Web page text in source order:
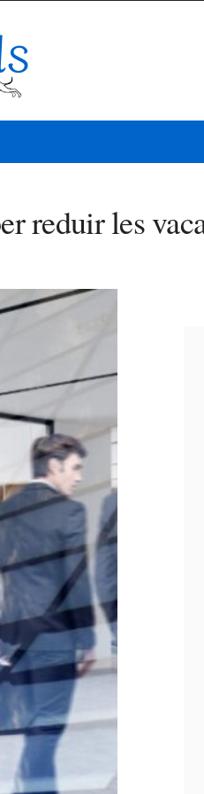
reduir les